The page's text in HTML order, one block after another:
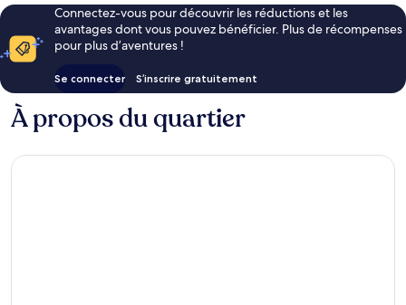
Connectez-vous pour découvrir les réductions et les
avantages dont vous pouvez bénéficier. Plus de récompenses
pour plus d’aventures !
Se connecter S’inscrire gratuitement
À propos du quartier